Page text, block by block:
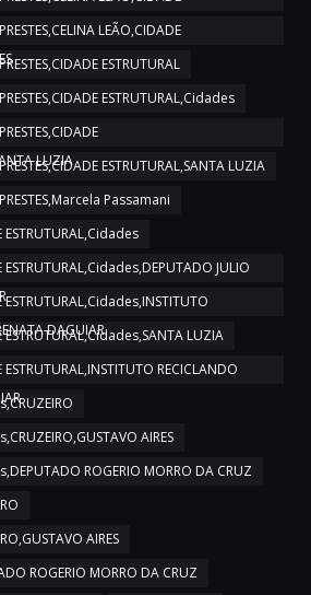
LEÃO,CIDADE
ESTRUTURAL
ESTRUTURAL,Cidades
LUZIA
ESTRUTURAL,SANTA LUZIA
Passamani
JULIO
DAGUIAR
LUZIA
RECICLANDO
AIRES
ROGERIO MORRO DA CRUZ
AIRES
ROGERIO MORRO DA CRUZ